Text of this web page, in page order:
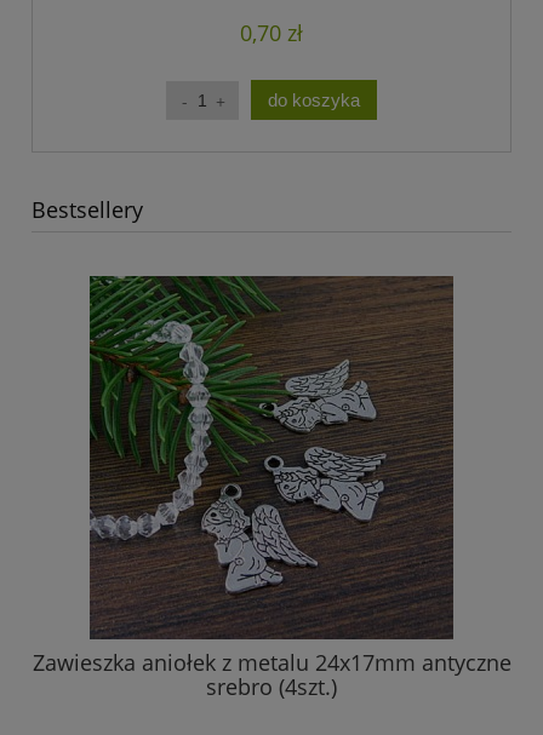
0,70 zł
do koszyka
Bestsellery
Zawieszka aniołek z metalu 24x17mm antyczne
srebro (4szt.)